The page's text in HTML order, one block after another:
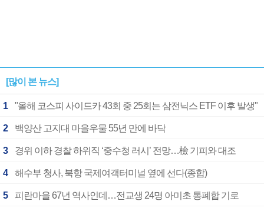
[많이 본 뉴스]
1 "올해 코스피 사이드카 43회 중 25회는 삼전닉스 ETF 이후 발생"
2 백양산 고지대 마을우물 55년 만에 바닥
3 경위 이하 경찰 하위직 ‘중수청 러시’ 전망…檢 기피와 대조
4 해수부 청사, 북항 국제여객터미널 옆에 선다(종합)
5 피란마을 67년 역사인데…전교생 24명 아미초 통폐합 기로